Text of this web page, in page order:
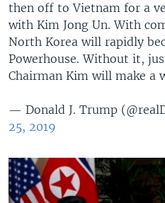
then off to Vietnam for a
with Kim Jong Un. With
North Korea will rapidly
Powerhouse. Without it,
Chairman Kim will make a
— Donald J. Trump
25, 2019